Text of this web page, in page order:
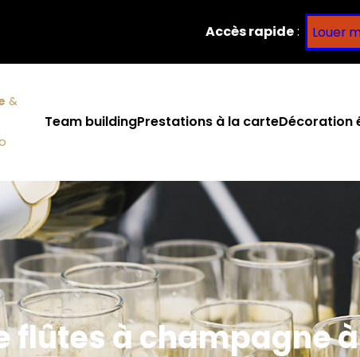
Accès rapide: Louer
&
Team buildingPrestations à la carteDécoration
flûtes à champagne